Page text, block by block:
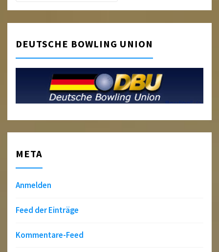
DEUTSCHE BOWLING UNION
META
Anmelden
Feed der Einträge
Kommentare-Feed